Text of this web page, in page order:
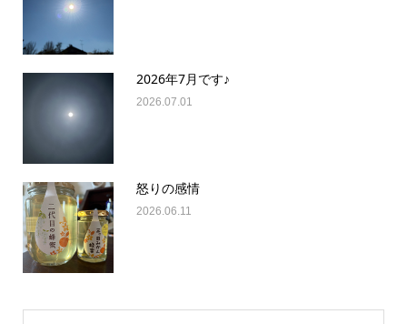
2026年7月です♪
2026.07.01
怒りの感情
2026.06.11